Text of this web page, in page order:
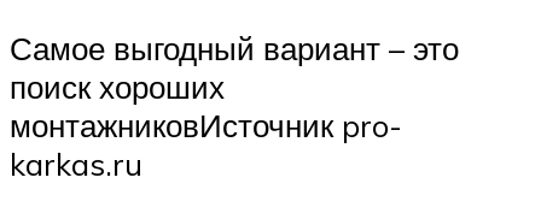
Самое выгодный вариант – это
поиск хороших
монтажниковИсточник pro-
karkas.ru